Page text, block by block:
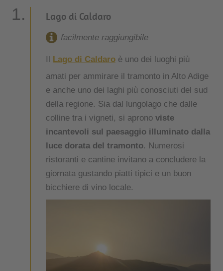
Lago di Caldaro
facilmente raggiungibile
Il Lago di Caldaro è uno dei luoghi più
amati per ammirare il tramonto in Alto Adige
e anche uno dei laghi più conosciuti del sud
della regione. Sia dal lungolago che dalle
colline tra i vigneti, si aprono viste
incantevoli sul paesaggio illuminato dalla
luce dorata del tramonto. Numerosi
ristoranti e cantine invitano a concludere la
giornata gustando piatti tipici e un buon
bicchiere di vino locale.